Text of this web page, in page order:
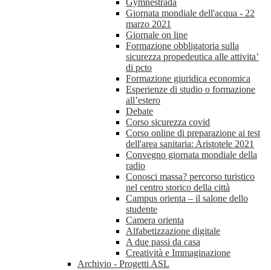
Gymnestrada
Giornata mondiale dell'acqua - 22
marzo 2021
Giornale on line
Formazione obbligatoria sulla
sicurezza propedeutica alle attivita’
di pcto
Formazione giuridica economica
Esperienze di studio o formazione
all’estero
Debate
Corso sicurezza covid
Corso online di preparazione ai test
dell'area sanitaria: Aristotele 2021
Convegno giornata mondiale della
radio
Conosci massa? percorso turistico
nel centro storico della città
Campus orienta – il salone dello
studente
Camera orienta
Alfabetizzazione digitale
A due passi da casa
Creatività e Immaginazione
Archivio - Progetti ASL